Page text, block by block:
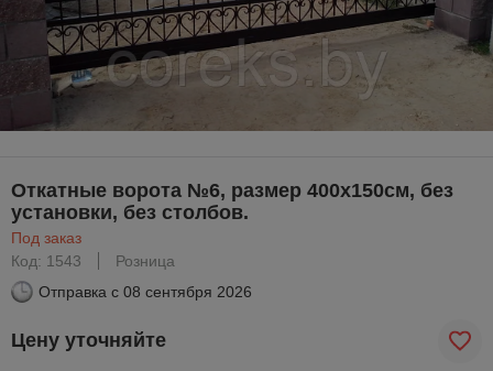
Откатные ворота №6, размер 400х150см, без
установки, без столбов.
Под заказ
Код: 1543
Розница
Отправка с 08 сентября 2026
Цену уточняйте